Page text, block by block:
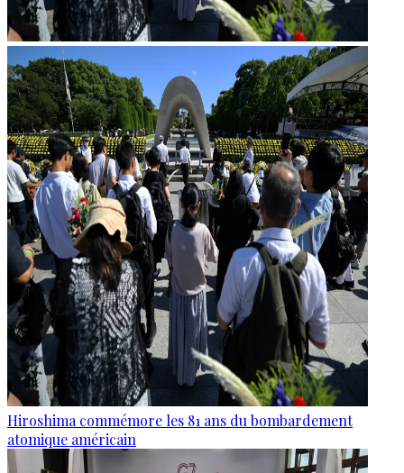
Hiroshima commémore les 81 ans du bombardement
atomique américain